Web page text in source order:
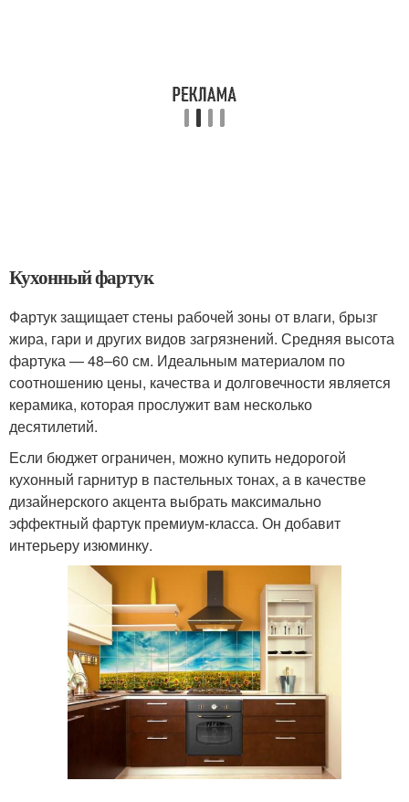
Кухонный фартук
Фартук защищает стены рабочей зоны от влаги, брызг
жира, гари и других видов загрязнений. Средняя высота
фартука — 48–60 см. Идеальным материалом по
соотношению цены, качества и долговечности является
керамика, которая прослужит вам несколько
десятилетий.
Если бюджет ограничен, можно купить недорогой
кухонный гарнитур в пастельных тонах, а в качестве
дизайнерского акцента выбрать максимально
эффектный фартук премиум-класса. Он добавит
интерьеру изюминку.